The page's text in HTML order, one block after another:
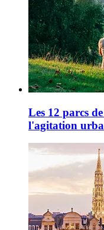
Les 12 parcs
l'agitation